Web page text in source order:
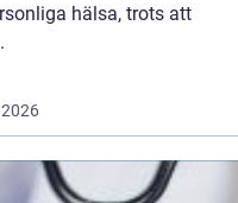
hälsa, trots att